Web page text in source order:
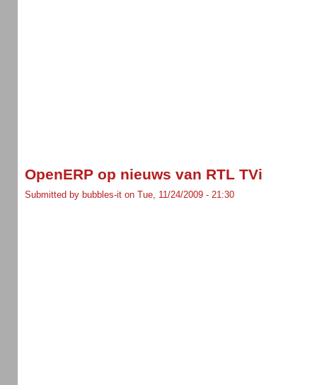
OpenERP op nieuws van RTL TVi
Submitted by bubbles-it on Tue, 11/24/2009 - 21:30